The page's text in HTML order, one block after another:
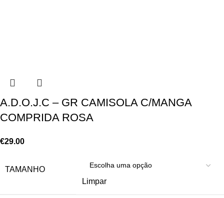
A.D.O.J.C – GR CAMISOLA C/MANGA
COMPRIDA ROSA
€29.00
TAMANHO
Limpar